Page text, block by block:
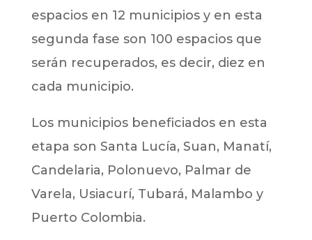
espacios en 12 municipios y en esta
segunda fase son 100 espacios que
serán recuperados, es decir, diez en
cada municipio.
Los municipios beneficiados en esta
etapa son Santa Lucía, Suan, Manatí,
Candelaria, Polonuevo, Palmar de
Varela, Usiacurí, Tubará, Malambo y
Puerto Colombia.